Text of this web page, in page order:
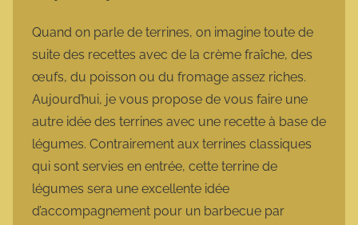
o
t
t
e
Quand on parle de terrines, on imagine toute de
suite des recettes avec de la crème fraîche, des
œufs, du poisson ou du fromage assez riches.
Aujourd’hui, je vous propose de vous faire une
autre idée des terrines avec une recette à base de
légumes. Contrairement aux terrines classiques
qui sont servies en entrée, cette terrine de
légumes sera une excellente idée
d’accompagnement pour un barbecue par